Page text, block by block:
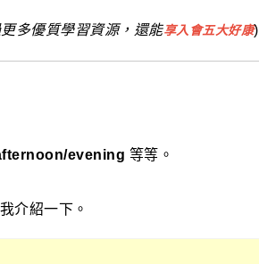
多優質學習資源，還能享入會五大好康)
evening 等等。
介紹一下。